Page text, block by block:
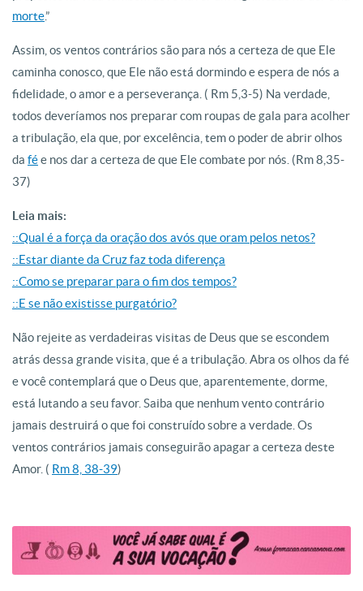
morte.”
Assim, os ventos contrários são para nós a certeza de que Ele
caminha conosco, que Ele não está dormindo e espera de nós a
fidelidade, o amor e a perseverança. ( Rm 5,3-5) Na verdade,
todos deveríamos nos preparar com roupas de gala para acolher
a tribulação, ela que, por excelência, tem o poder de abrir olhos
da fée nos dar a certeza de que Ele combate por nós. (Rm 8,35-
37)
Leia mais:
::Qual é a força da oração dos avós que oram pelos netos?
::Estar diante da Cruz faz toda diferença
::Como se preparar para o fim dos tempos?
::E se não existisse purgatório?
Não rejeite as verdadeiras visitas de Deus que se escondem
atrás dessa grande visita, que é a tribulação. Abra os olhos da fé
e você contemplará que o Deus que, aparentemente, dorme,
está lutando a seu favor. Saiba que nenhum vento contrário
jamais destruirá o que foi construído sobre a verdade. Os
ventos contrários jamais conseguirão apagar a certeza deste
Amor. ( Rm 8, 38-39)